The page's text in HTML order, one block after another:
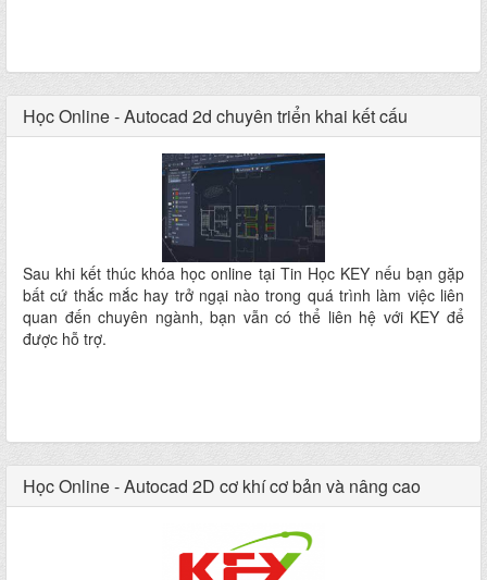
Học Online - Autocad 2d chuyên triển khai kết cấu
Sau khi kết thúc khóa học online tại Tin Học KEY nếu bạn gặp
bất cứ thắc mắc hay trở ngại nào trong quá trình làm việc liên
quan đến chuyên ngành, bạn vẫn có thể liên hệ với KEY để
được hỗ trợ.
Học Online - Autocad 2D cơ khí cơ bản và nâng cao